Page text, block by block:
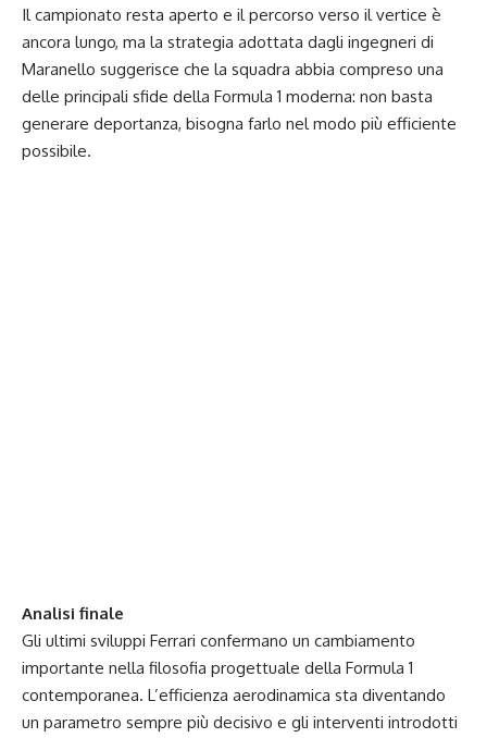
Il campionato resta aperto e il percorso verso il vertice è
ancora lungo, ma la strategia adottata dagli ingegneri di
Maranello suggerisce che la squadra abbia compreso una
delle principali sfide della Formula 1 moderna: non basta
generare deportanza, bisogna farlo nel modo più efficiente
possibile.
Analisi finale
Gli ultimi sviluppi Ferrari confermano un cambiamento
importante nella filosofia progettuale della Formula 1
contemporanea. L’efficienza aerodinamica sta diventando
un parametro sempre più decisivo e gli interventi introdotti